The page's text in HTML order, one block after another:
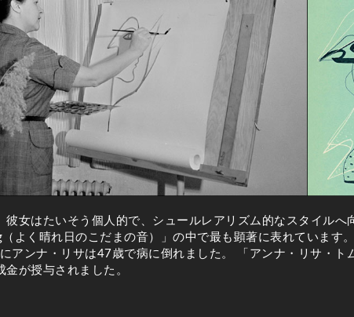
彼女はたいそう個人的で、シュールレアリズム的なスタイルへ
よく晴れ日のこだまの音）」の中で最も顕著に表れています
アンナ・リサは47歳で病に倒れました。 「アンナ・リサ・ト
が授与されました。